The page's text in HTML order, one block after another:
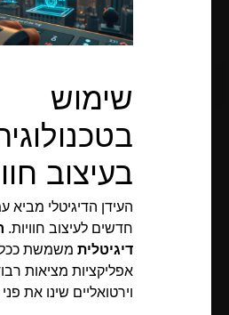
שימוש
בעיצוב
העידן הדיגיטלי מביא
חדשים לעיצוב חוויות.
דיגיטלית משמשת
אפליקציות מציאות
וירטואליים שינו את